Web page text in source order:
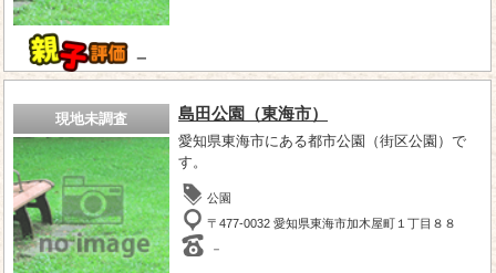
－
現地未調査 島田公園（東海市）
愛知県東海市にある都市公園（街区公園）で
す。
公園
〒477-0032 愛知県東海市加木屋町１丁目８８
－